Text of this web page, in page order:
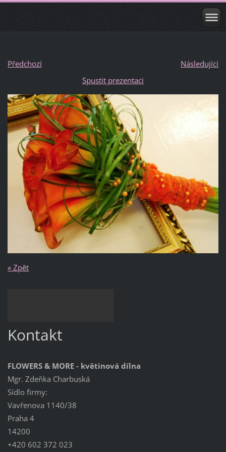
Předchozí
Následující
Spustit prezentaci
« Zpět
Kontakt
FLOWERS & MORE - květinová dílna
Mgr. Zdeňka Charbuská
Sídlo firmy:
Vavřenova 1140/38
Praha 4
14200
+420 602 372 023